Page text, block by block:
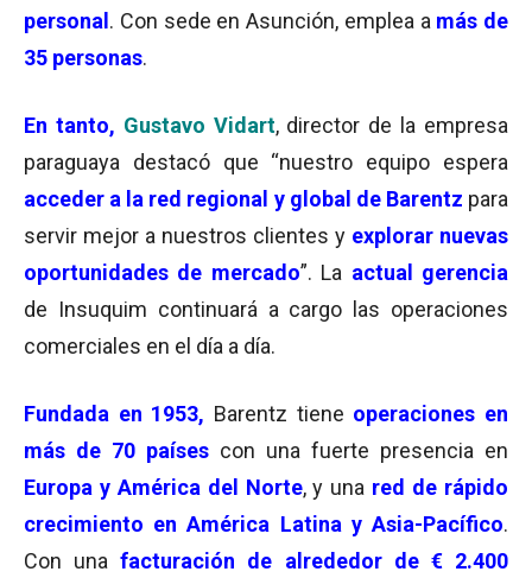
personal . Con sede en Asunción, emplea a más de
35 personas.
En tanto, Gustavo Vidart, director de la empresa
paraguaya destacó que “nuestro equipo espera
acceder a la red regional y global de Barentz para
servir mejor a nuestros clientes y explorar nuevas
oportunidades de mercado”. La actual gerencia
de Insuquim continuará a cargo las operaciones
comerciales en el día a día.
Fundada en 1953, Barentz tiene operaciones en
más de 70 países con una fuerte presencia en
Europa y América del Norte, y una red de rápido
crecimiento en América Latina y Asia-Pacífico.
Con una facturación de alrededor de € 2.400